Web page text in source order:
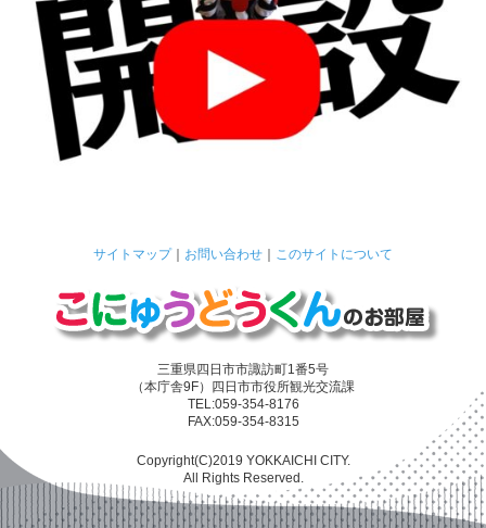
サイトマップ｜ お問い合わせ ｜ このサイトについて
三重県四日市市諏訪町1番5号
（本庁舎9F）四日市市役所観光交流課
TEL:059-354-8176
FAX:059-354-8315
Copyright(C)2019 YOKKAICHI CITY.
All Rights Reserved.